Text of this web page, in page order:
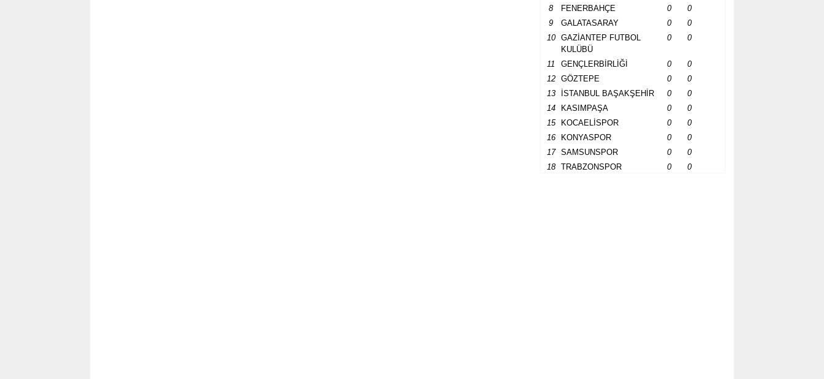
8
FENERBAHÇE 0
0
9
GALATASARAY 0
0
10
GAZİANTEP FUTBOL
KULÜBÜ
0 0
11 GENÇLERBİRLİĞİ 0
0
12
GÖZTEPE 0
0
13
İSTANBUL BAŞAKŞEHİR 0
0
14
KASIMPAŞA 0
0
15
KOCAELİSPOR 0
0
16
KONYASPOR 0
0
17
SAMSUNSPOR 0
0
18
TRABZONSPOR 0 0